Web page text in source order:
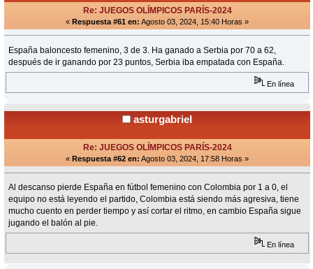
Re: JUEGOS OLÍMPICOS PARÍS-2024
« Respuesta #61 en: Agosto 03, 2024, 15:40 Horas »
España baloncesto femenino, 3 de 3. Ha ganado a Serbia por 70 a 62,
después de ir ganando por 23 puntos, Serbia iba empatada con España.
En línea
asturgabriel
Re: JUEGOS OLÍMPICOS PARÍS-2024
« Respuesta #62 en: Agosto 03, 2024, 17:58 Horas »
Al descanso pierde España en fútbol femenino con Colombia por 1 a 0, el
equipo no está leyendo el partido, Colombia está siendo más agresiva, tiene
mucho cuento en perder tiempo y así cortar el ritmo, en cambio España sigue
jugando el balón al pie.
En línea